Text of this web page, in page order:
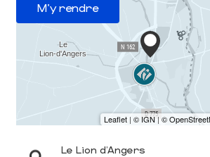
M'y rendre
Le Lion d'Angers